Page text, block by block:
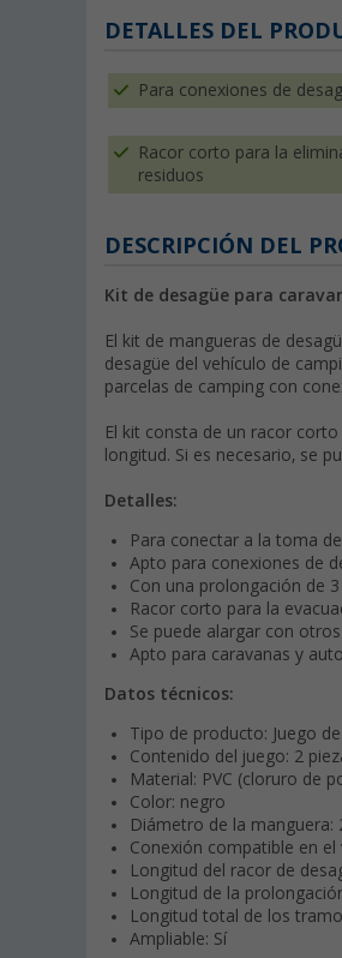
DETALLES DEL
Para conexiones de
Racor corto para la
residuos
DESCRIPCIÓN DEL
Kit de desagüe para
El kit de mangueras de
desagüe del vehículo de
parcelas de camping con
El kit consta de un racor
longitud. Si es necesario, se
Detalles:
Para conectar a la toma
Apto para conexiones de
Con una prolongación de
Racor corto para la
Se puede alargar con
Apto para caravanas y
Datos técnicos:
Tipo de producto: Juego
Contenido del juego: 2
Material: PVC (cloruro de
Color: negro
Diámetro de la manguera:
Conexión compatible en
Longitud del racor de
Longitud de la
Longitud total de los
Ampliable: Sí